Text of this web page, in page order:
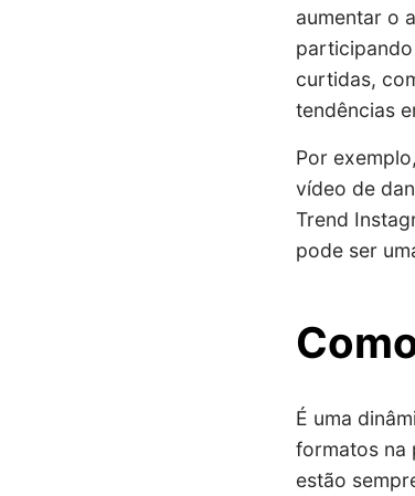
aumentar o
curtidas,
tendências
Por
vídeo de
Trend
pode ser
É uma
formatos na
estão